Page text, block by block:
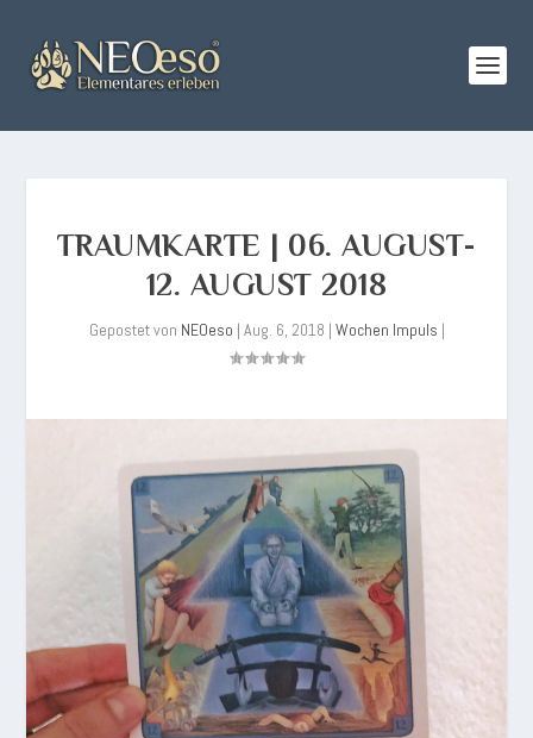
TRAUMKARTE | 06. AUGUST-
12. AUGUST 2018
Gepostet von NEOeso | Aug. 6, 2018 | Wochen Impuls |